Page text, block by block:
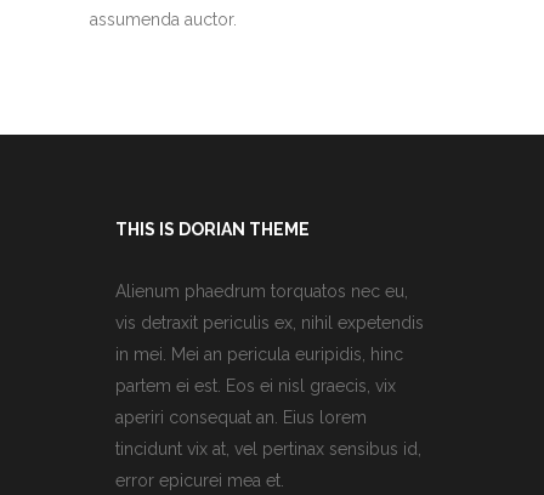
assumenda auctor.
THIS IS DORIAN THEME
Alienum phaedrum torquatos nec eu,
vis detraxit periculis ex, nihil expetendis
in mei. Mei an pericula euripidis, hinc
partem ei est. Eos ei nisl graecis, vix
aperiri consequat an. Eius lorem
tincidunt vix at, vel pertinax sensibus id,
error epicurei mea et.